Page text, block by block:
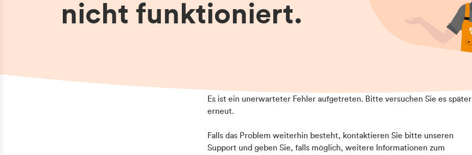
nicht funktioniert.
Es ist ein unerwarteter Fehler aufgetreten. Bitte versuchen Sie es später
erneut.
Falls das Problem weiterhin besteht, kontaktieren Sie bitte unseren
Support und geben Sie, falls möglich, weitere Informationen zum